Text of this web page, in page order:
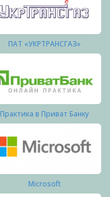
ПАТ «УКРТРАНСГАЗ»
Практика в Приват Банку
Microsoft